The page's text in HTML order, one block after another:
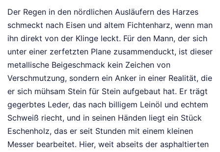
Der Regen in den nördlichen Ausläufern des Harzes
schmeckt nach Eisen und altem Fichtenharz, wenn man
ihn direkt von der Klinge leckt. Für den Mann, der sich
unter einer zerfetzten Plane zusammenduckt, ist dieser
metallische Beigeschmack kein Zeichen von
Verschmutzung, sondern ein Anker in einer Realität, die
er sich mühsam Stein für Stein aufgebaut hat. Er trägt
gegerbtes Leder, das nach billigem Leinöl und echtem
Schweiß riecht, und in seinen Händen liegt ein Stück
Eschenholz, das er seit Stunden mit einem kleinen
Messer bearbeitet. Hier, weit abseits der asphaltierten